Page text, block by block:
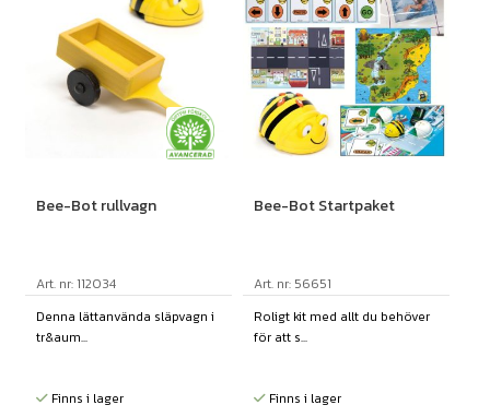
Bee-Bot rullvagn
Art. nr: 112034
Denna lättanvända släpvagn i
tr&aum...
Finns i lager
Bee-Bot Startpaket
Art. nr: 56651
Roligt kit med allt du behöver
för att s...
Finns i lager